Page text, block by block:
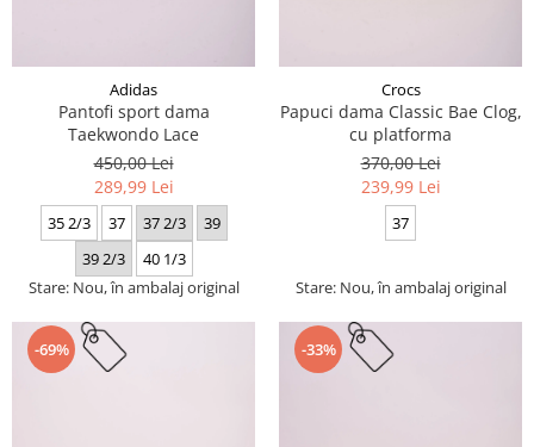
Adidas
Pantofi sport dama
Taekwondo Lace
450,00 Lei
289,99 Lei
35 2/3 37 37 2/3
39
39 2/3
40 1/3
Stare: Nou, în ambalaj original
Crocs
Papuci dama Classic Bae Clog,
cu platforma
370,00 Lei
239,99 Lei
37
Stare: Nou, în ambalaj original
-69% -33%